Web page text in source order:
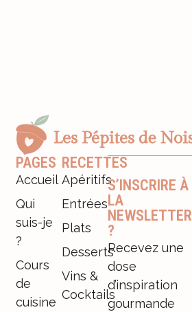
PAGES
Accueil
Qui
suis-je
?
Cours
de
cuisine
RECETTES
Apéritifs
Entrées
Plats
Desserts
Vins &
Cocktails
S’INSCRIRE À
LA
NEWSLETTER
?
Recevez une
dose
d’inspiration
gourmande